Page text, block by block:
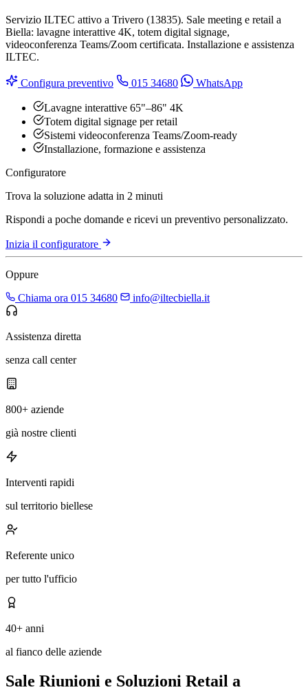
Servizio ILTEC attivo a Trivero (13835). Sale meeting e retail a
Biella: lavagne interattive 4K, totem digital signage,
videoconferenza Teams/Zoom certificata. Installazione e assistenza
ILTEC.
Configura preventivo 015 34680 WhatsApp
Lavagne interattive 65"–86" 4K
Totem digital signage per retail
Sistemi videoconferenza Teams/Zoom-ready
Installazione, formazione e assistenza
Configuratore
Trova la soluzione adatta in 2 minuti
Rispondi a poche domande e ricevi un preventivo personalizzato.
Inizia il configuratore
Oppure
Chiama ora 015 34680
info@iltecbiella.it
Assistenza diretta
senza call center
800+ aziende
già nostre clienti
Interventi rapidi
sul territorio biellese
Referente unico
per tutto l'ufficio
40+ anni
al fianco delle aziende
Sale Riunioni e Soluzioni Retail a